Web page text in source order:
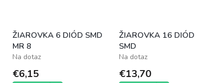
ŽIAROVKA 6 DIÓD SMD
MR 8
Na dotaz
€6,15
ŽIAROVKA 16 DIÓD
SMD
Na dotaz
€13,70